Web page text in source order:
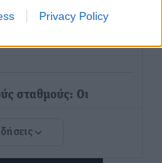
Privacy Policy
– Πάνω από
σταθμούς: Οι